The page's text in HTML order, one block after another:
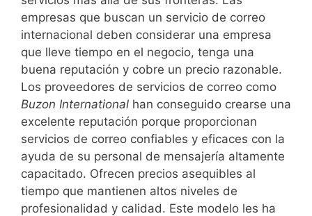
empresas que buscan un servicio de correo
internacional deben considerar una empresa
que lleve tiempo en el negocio, tenga una
buena reputación y cobre un precio razonable.
Los proveedores de servicios de correo como
Buzon International han conseguido crearse una
excelente reputación porque proporcionan
servicios de correo confiables y eficaces con la
ayuda de su personal de mensajería altamente
capacitado. Ofrecen precios asequibles al
tiempo que mantienen altos niveles de
profesionalidad y calidad. Este modelo les ha